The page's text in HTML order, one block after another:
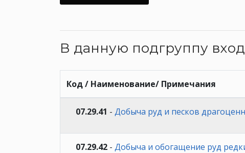
В данную подгруппу
Код / Наименование/ Примечания
07.29.41 - Добыча руд и песков
07.29.42 - Добыча и обогащение руд